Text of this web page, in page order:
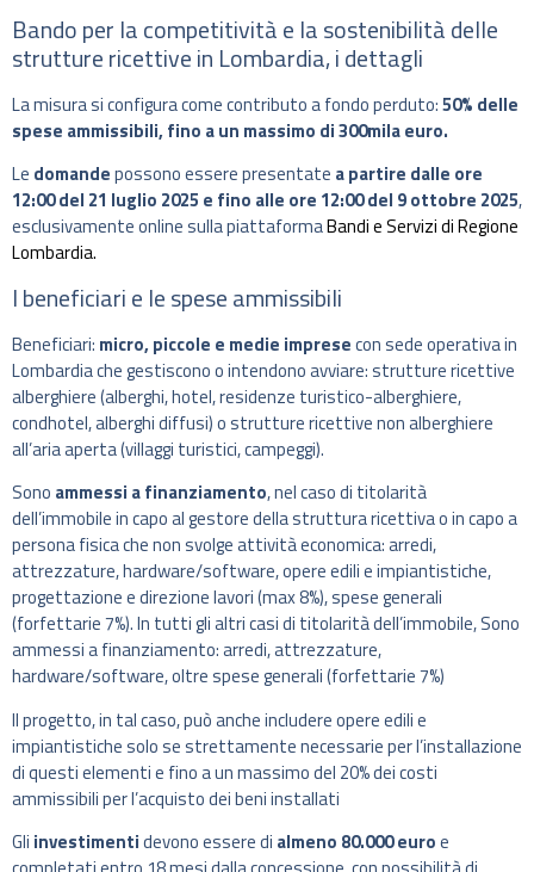
Bando per la competitività e la sostenibilità delle
strutture ricettive in Lombardia, i dettagli
La misura si configura come contributo a fondo perduto:50% delle
spese ammissibili, fino a un massimo di 300mila euro.
Le domandepossono essere presentate a partire dalle ore
12:00 del 21 luglio 2025 e fino alle ore 12:00 del 9 ottobre 2025,
esclusivamente online sulla piattaformaBandi e Servizi di Regione
Lombardia.
I beneficiari e le spese ammissibili
Beneficiari: micro, piccole e medie impresecon sede operativa in
Lombardia che gestiscono o intendono avviare: strutture ricettive
alberghiere (alberghi, hotel, residenze turistico-alberghiere,
condhotel, alberghi diffusi) o strutture ricettive non alberghiere
all’aria aperta (villaggi turistici, campeggi).
Sono ammessi a finanziamento, nel caso di titolarità
dell’immobile in capo al gestore della struttura ricettiva o in capo a
persona fisica che non svolge attività economica: arredi,
attrezzature, hardware/software, opere edili e impiantistiche,
progettazione e direzione lavori (max 8%), spese generali
(forfettarie 7%). In tutti gli altri casi di titolarità dell’immobile, Sono
ammessi a finanziamento: arredi, attrezzature,
hardware/software, oltre spese generali (forfettarie 7%)
Il progetto, in tal caso, può anche includere opere edili e
impiantistiche solo se strettamente necessarie per l’installazione
di questi elementi e fino a un massimo del 20% dei costi
ammissibili per l’acquisto dei beni installati
Gli investimentidevono essere di almeno 80.000 euroe